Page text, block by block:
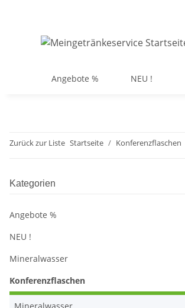
Angebote % NEU !
Zurück zur Liste Startseite Konferenzflaschen
Kategorien
Angebote %
NEU !
Mineralwasser
Konferenzflaschen